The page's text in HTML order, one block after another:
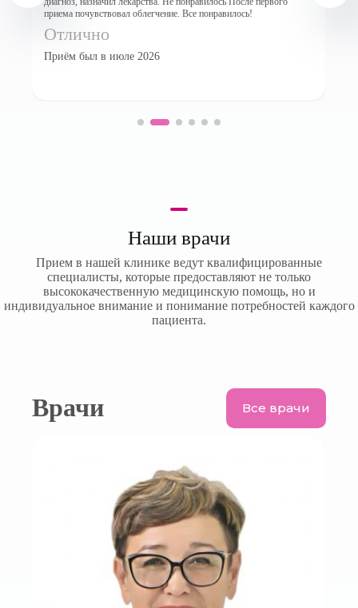
требуется, слава богу. 🙏 Понравилось Врач […]
Отлично
Приём был в июле 2026
Наши врачи
Прием в нашей клинике ведут квалифицированные
специалисты, которые предоставляют не только
высококачественную медицинскую помощь, но и
индивидуальное внимание и понимание потребностей каждого
пациента.
Врачи Все врачи